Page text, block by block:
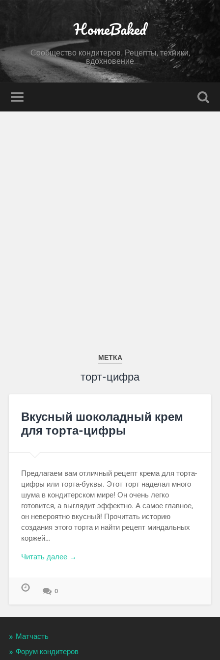
HomeBaked
Сообщество кондитеров. Рецепты, техники,
вдохновение
МЕТКА
торт-цифра
Вкусный шоколадный крем
для торта-цифры
Предлагаем вам отличный рецепт крема для торта-
цифры или торта-буквы. Этот торт наделал много
шума в кондитерском мире! Он очень легко
готовится, а выглядит эффектно. А самое главное,
он невероятно вкусный! Прочитать историю
создания этого торта и найти рецепт миндальных
коржей…
Читать далее →
0
Матчасть
Форум кондитеров